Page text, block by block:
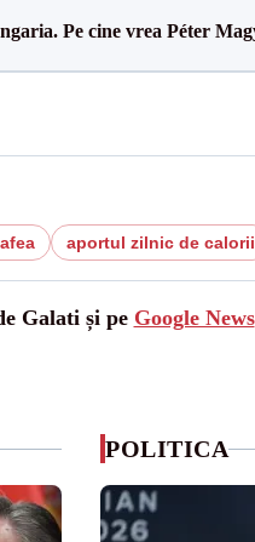
Pe cine vrea Péter
aportul zilnic de calorii
Galati și pe Google News
POLITICA